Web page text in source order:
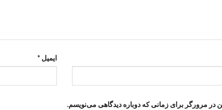
ایمیل *
در مرورگر برای زمانی که دوباره دیدگاهی می‌نویسم.